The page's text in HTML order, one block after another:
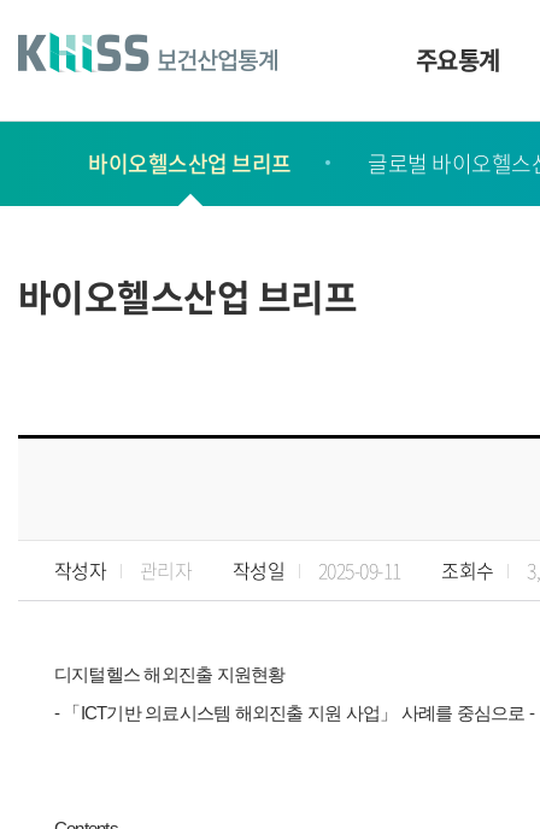
건
주요통계
서
간
행
바이오헬스산업 브리프 글로벌 바이오헬스
바이오헬스산업 브리프
작성자 관리자 작성일 2025-09-11 조회수
디지털헬스 해외진출 지원현황
- 「ICT기반 의료시스템 해외진출 지원 사업」 사례를 중심으로 -